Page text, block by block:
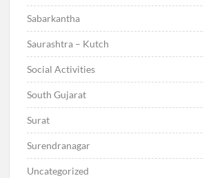
Sabarkantha
Saurashtra – Kutch
Social Activities
South Gujarat
Surat
Surendranagar
Uncategorized